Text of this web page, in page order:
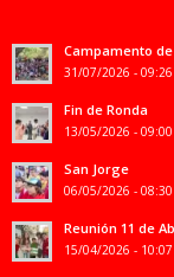
Campamento
31/07/2026 - 09:26
Fin de Ronda
13/05/2026 - 09:00
San Jorge
06/05/2026 - 08:30
Reunión 11 de
15/04/2026 - 10:07